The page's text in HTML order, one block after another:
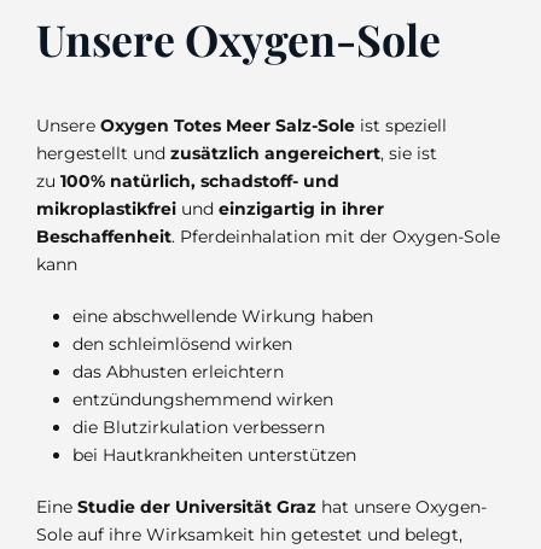
Unsere Oxygen-Sole
Unsere Oxygen Totes Meer Salz-Sole ist speziell
hergestellt und zusätzlich angereichert, sie ist
zu 100% natürlich, schadstoff- und
mikroplastikfrei und einzigartig in ihrer
Beschaffenheit. Pferdeinhalation mit der Oxygen-Sole
kann
eine abschwellende Wirkung haben
den schleimlösend wirken
das Abhusten erleichtern
entzündungshemmend wirken
die Blutzirkulation verbessern
bei Hautkrankheiten unterstützen
Eine Studie der Universität Graz hat unsere Oxygen-
Sole auf ihre Wirksamkeit hin getestet und belegt,